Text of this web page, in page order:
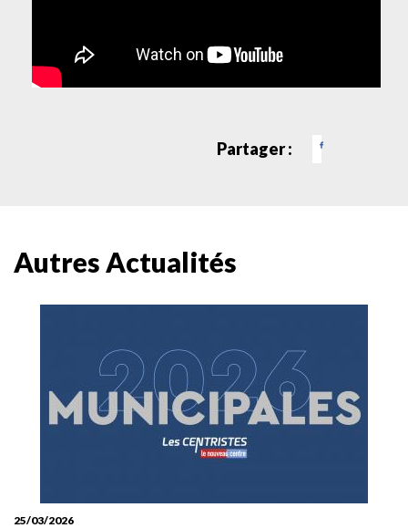
Partager :
Autres Actualités
25/03/2026